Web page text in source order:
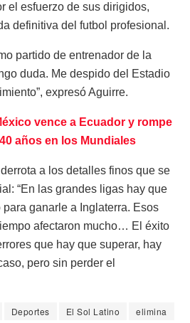
el esfuerzo de sus dirigidos,
definitiva del futbol profesional.
partido de entrenador de la
duda. Me despido del Estadio
expresó Aguirre.
vence a Ecuador y rompe
años en los Mundiales
a los detalles finos que se
“En las grandes ligas hay que
ganarle a Inglaterra. Esos
afectaron mucho… El éxito
que hay que superar, hay
pero sin perder el
Deportes El Sol Latino
elimina